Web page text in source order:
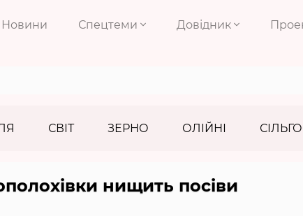
Новини Спецтеми Довідник
СВІТ ЗЕРНО ОЛІЙНІ
нищить посіви